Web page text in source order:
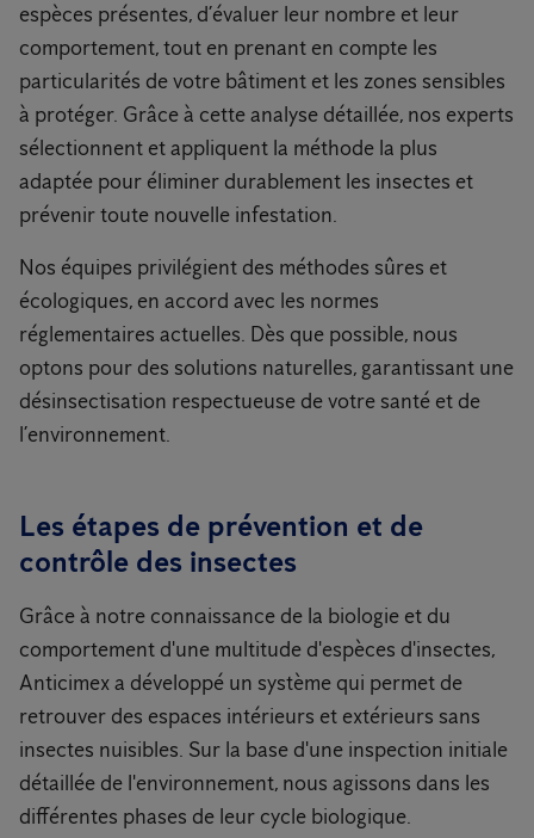
espèces présentes, d’évaluer leur nombre et leur
comportement, tout en prenant en compte les
particularités de votre bâtiment et les zones sensibles
à protéger. Grâce à cette analyse détaillée, nos experts
sélectionnent et appliquent la méthode la plus
adaptée pour éliminer durablement les insectes et
prévenir toute nouvelle infestation.
Nos équipes privilégient des méthodes sûres et
écologiques, en accord avec les normes
réglementaires actuelles. Dès que possible, nous
optons pour des solutions naturelles, garantissant une
désinsectisation respectueuse de votre santé et de
l’environnement.
Les étapes de prévention et de
contrôle des insectes
Grâce à notre connaissance de la biologie et du
comportement d'une multitude d'espèces d'insectes,
Anticimex a développé un système qui permet de
retrouver des espaces intérieurs et extérieurs sans
insectes nuisibles. Sur la base d'une inspection initiale
détaillée de l'environnement, nous agissons dans les
différentes phases de leur cycle biologique.